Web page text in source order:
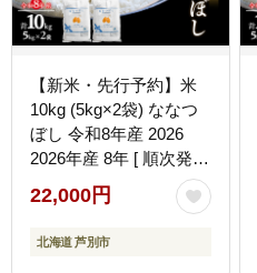
【新米・先行予約】米
10kg (5kg×2袋) ななつ
ぼし 令和8年産 2026
2026年産 8年 [ 順次発送
] ANA限定 北海道 芦別
市産 芦別市 芦別RICE
精米 白米 お米 10キロ
22,000円
北海道 芦別市